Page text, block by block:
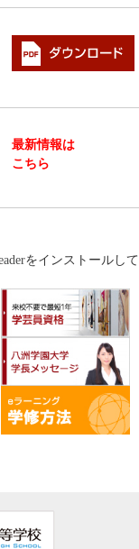
最新情報は
こちら
をインストールして